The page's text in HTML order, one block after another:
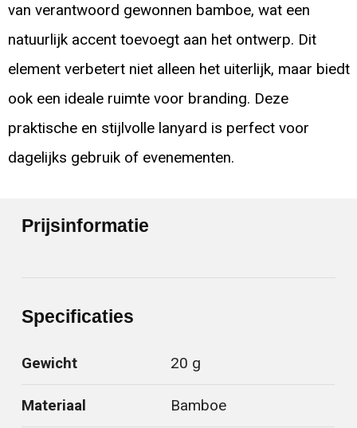
van verantwoord gewonnen bamboe, wat een
natuurlijk accent toevoegt aan het ontwerp. Dit
element verbetert niet alleen het uiterlijk, maar biedt
ook een ideale ruimte voor branding. Deze
praktische en stijlvolle lanyard is perfect voor
dagelijks gebruik of evenementen.
Prijsinformatie
Specificaties
Gewicht 20 g
Materiaal Bamboe